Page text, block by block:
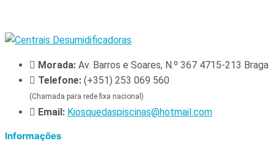
Morada: Av. Barros e Soares, N.º 367 4715-213 Braga
Telefone: (+351) 253 069 560
(Chamada para rede fixa nacional)
Email: Kiosquedaspiscinas@hotmail.com
Informações